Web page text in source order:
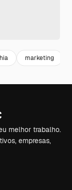
marketing
melhor trabalho.
empresas,